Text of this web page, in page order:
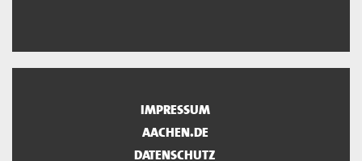
IMPRESSUM
AACHEN.DE
DATENSCHUTZ